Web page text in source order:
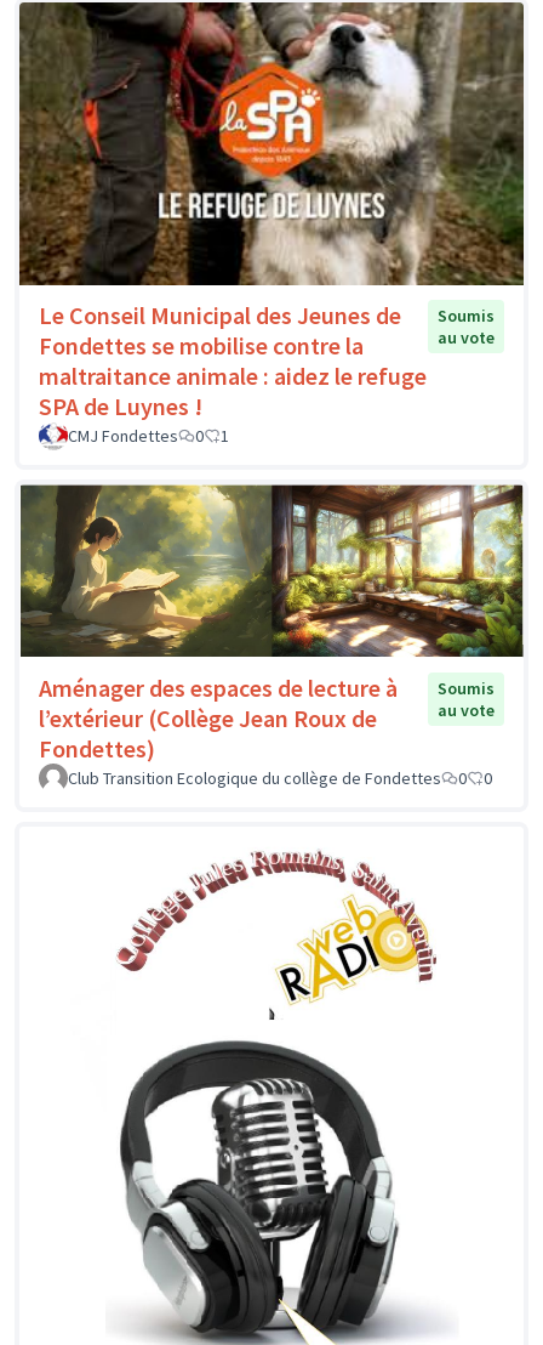
Le Conseil Municipal des Jeunes de
Fondettes se mobilise contre la
maltraitance animale : aidez le refuge
SPA de Luynes !
Soumis
au vote
CMJ Fondettes 0 1
Aménager des espaces de lecture à
l’extérieur (Collège Jean Roux de
Fondettes)
Soumis
au vote
Club Transition Ecologique du collège de Fondettes 0 0